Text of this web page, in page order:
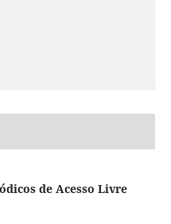
de Acesso Livre